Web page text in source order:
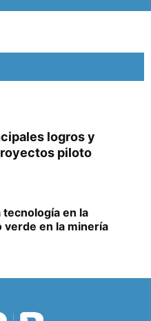
logros y
piloto
en la
en la minería